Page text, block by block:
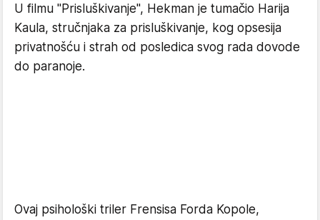
U filmu "Prisluškivanje", Hekman je tumačio Harija
Kaula, stručnjaka za prisluškivanje, kog opsesija
privatnošću i strah od posledica svog rada dovode
do paranoje.
Ovaj psihološki triler Frensisa Forda Kopole,